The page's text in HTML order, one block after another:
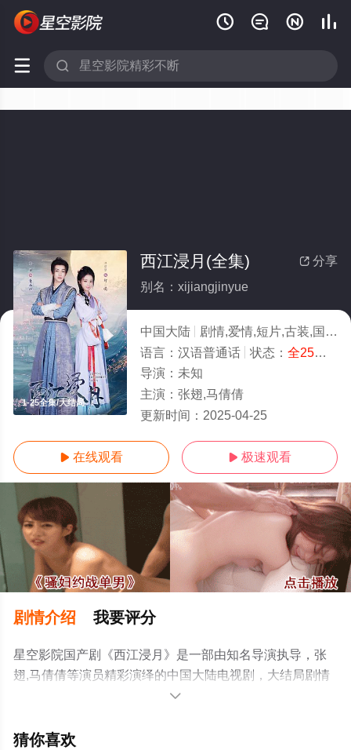
   
 
1-25全集/大结局
 分享
西江浸月(全集)
别名：xijiangjinyue
中国大陆 剧情,爱情,短片,古装,国产
语言： 汉语普通话 状态： 全25集
导演： 未知
主演： 张翅,马倩倩
更新时间： 2025-04-25
 在线观看  极速观看
剧情介绍 我要评分
星空影院国产剧《西江浸月》是一部由知名导演执导，张
翅,马倩倩等演员精彩演绎的中国大陆电视剧，大结局剧情
已揭晓（1-25全集），手机免费观看高清未删减完整版电
剧、电视猫或剧情网等平台了解。

猜你喜欢